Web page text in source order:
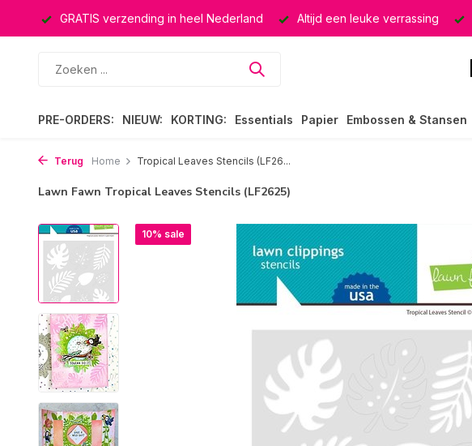
GRATIS verzending in heel Nederland Altijd een leuke verrassing
PRE-ORDERS: NIEUW: KORTING: Essentials Papier Embossen & Stansen
Terug Home Tropical Leaves Stencils (LF26...
Lawn Fawn Tropical Leaves Stencils (LF2625)
10% sale